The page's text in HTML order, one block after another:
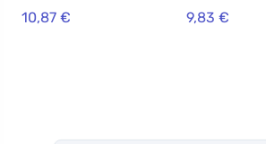
10,87 € 9,83 €